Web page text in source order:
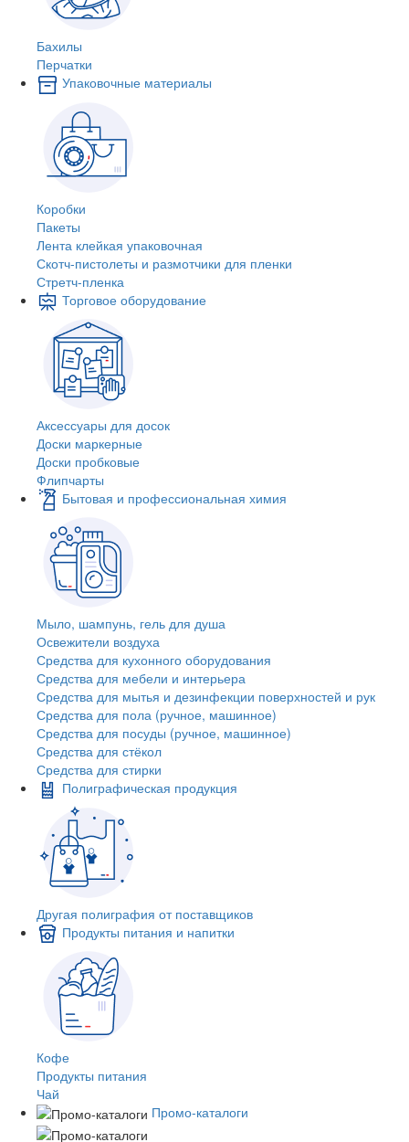
Бахилы
Перчатки
Упаковочные материалы
Коробки
Пакеты
Лента клейкая упаковочная
Скотч-пистолеты и размотчики для пленки
Стретч-пленка
Торговое оборудование
Аксессуары для досок
Доски маркерные
Доски пробковые
Флипчарты
Бытовая и профессиональная химия
Мыло, шампунь, гель для душа
Освежители воздуха
Средства для кухонного оборудования
Средства для мебели и интерьера
Средства для мытья и дезинфекции поверхностей и рук
Средства для пола (ручное, машинное)
Средства для посуды (ручное, машинное)
Средства для стёкол
Средства для стирки
Полиграфическая продукция
Другая полиграфия от поставщиков
Продукты питания и напитки
Кофе
Продукты питания
Чай
Промо-каталоги